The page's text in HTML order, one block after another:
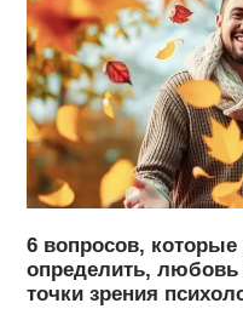
6 вопросов,
определить,
точки зрения